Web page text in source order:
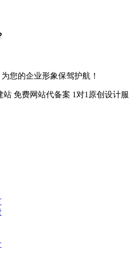
您的企业形象保驾护航！
站 免费网站代备案 1对1原创设计服